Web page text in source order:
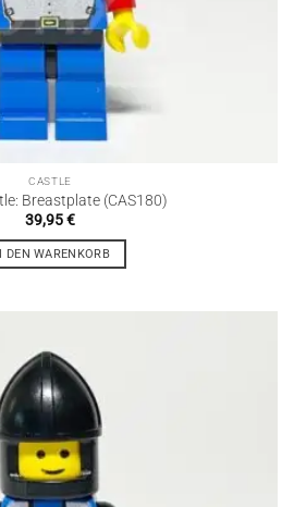
CASTLE
Breastplate (CAS180)
39,95€
DEN WARENKORB